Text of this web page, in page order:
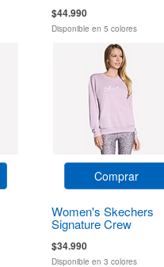
$44.990
Disponible en 5 colores
Comprar
Women's Skechers
Signature Crew
$34.990
Disponible en 3 colores